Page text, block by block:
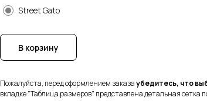
Street Gato
В корзину
Пожалуйста, перед оформлением заказаубедитесь, что
вкладке "Таблица размеров" представлена детальная сетка